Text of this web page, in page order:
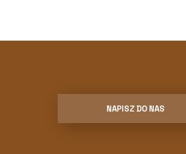
NAPISZ DO NAS